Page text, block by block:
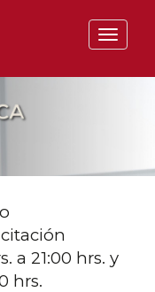
a 21:00 hrs. y
hrs.